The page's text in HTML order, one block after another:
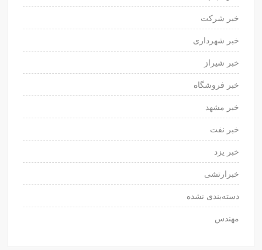
خبر شرکت
خبر شهرداری
خبر شیراز
خبر فروشگاه
خبر مشهد
خبر نفت
خبر یزد
خبرارتشی
دسته‌بندی نشده
مهندس